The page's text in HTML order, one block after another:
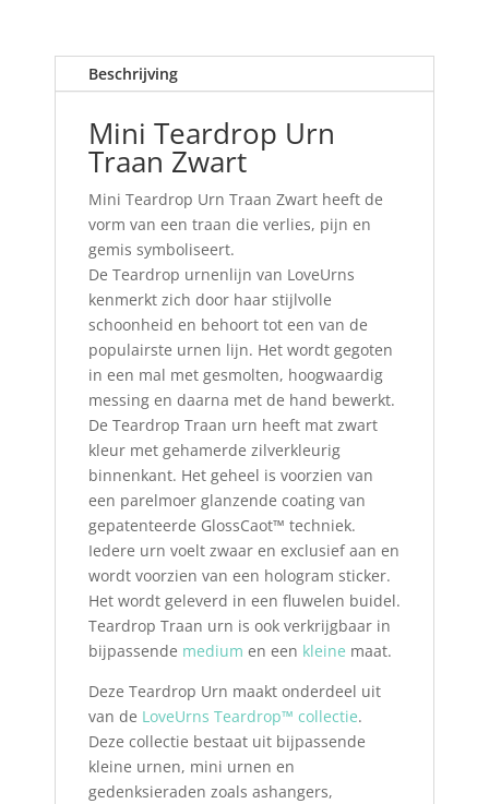
Beschrijving
Mini Teardrop Urn
Traan Zwart
Mini Teardrop Urn Traan Zwart heeft de
vorm van een traan die verlies, pijn en
gemis symboliseert.
De Teardrop urnenlijn van LoveUrns
kenmerkt zich door haar stijlvolle
schoonheid en behoort tot een van de
populairste urnen lijn. Het wordt gegoten
in een mal met gesmolten, hoogwaardig
messing en daarna met de hand bewerkt.
De Teardrop Traan urn heeft mat zwart
kleur met gehamerde zilverkleurig
binnenkant. Het geheel is voorzien van
een parelmoer glanzende coating van
gepatenteerde GlossCaot™ techniek.
Iedere urn voelt zwaar en exclusief aan en
wordt voorzien van een hologram sticker.
Het wordt geleverd in een fluwelen buidel.
Teardrop Traan urn is ook verkrijgbaar in
bijpassende medium en een kleine maat.
Deze Teardrop Urn maakt onderdeel uit
van de LoveUrns Teardrop™ collectie.
Deze collectie bestaat uit bijpassende
kleine urnen, mini urnen en
gedenksieraden zoals ashangers,